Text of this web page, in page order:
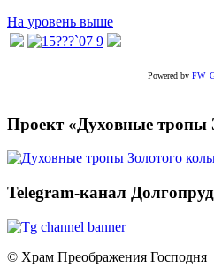
На уровень выше
Powered by
Проект «Духовные тропы
Telegram-канал
© Храм Преображения Господня